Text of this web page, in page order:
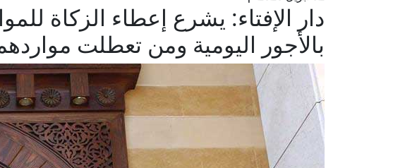
دار الإفتاء: يشرع إعطاء الزكاة
بالأجور اليومية ومن تعطلت